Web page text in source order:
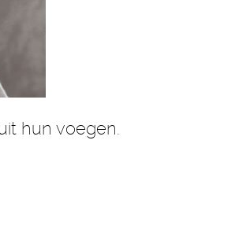
hun voegen.